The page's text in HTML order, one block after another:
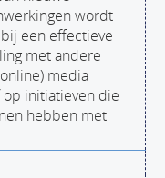
wordt
een effectieve
met andere
media
initiatieven die
hebben met